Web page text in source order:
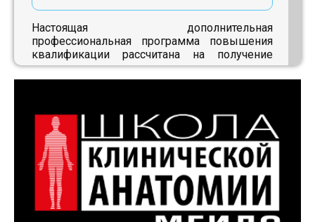
Настоящая дополнительная
профессиональная программа повышения
квалификации рассчитана на получение
врачами косметологами актуальных
теоретических знаний по топографическим
применению ботулинического токсина типа
А, развитие умений по основным
направлениям работы с препаратами
гиалуроновой кислоты и использованию
инновационных техник применения, а также
на совершенствование профессионального
опыта врача-косметолога в лечебных и
косметологических целях.